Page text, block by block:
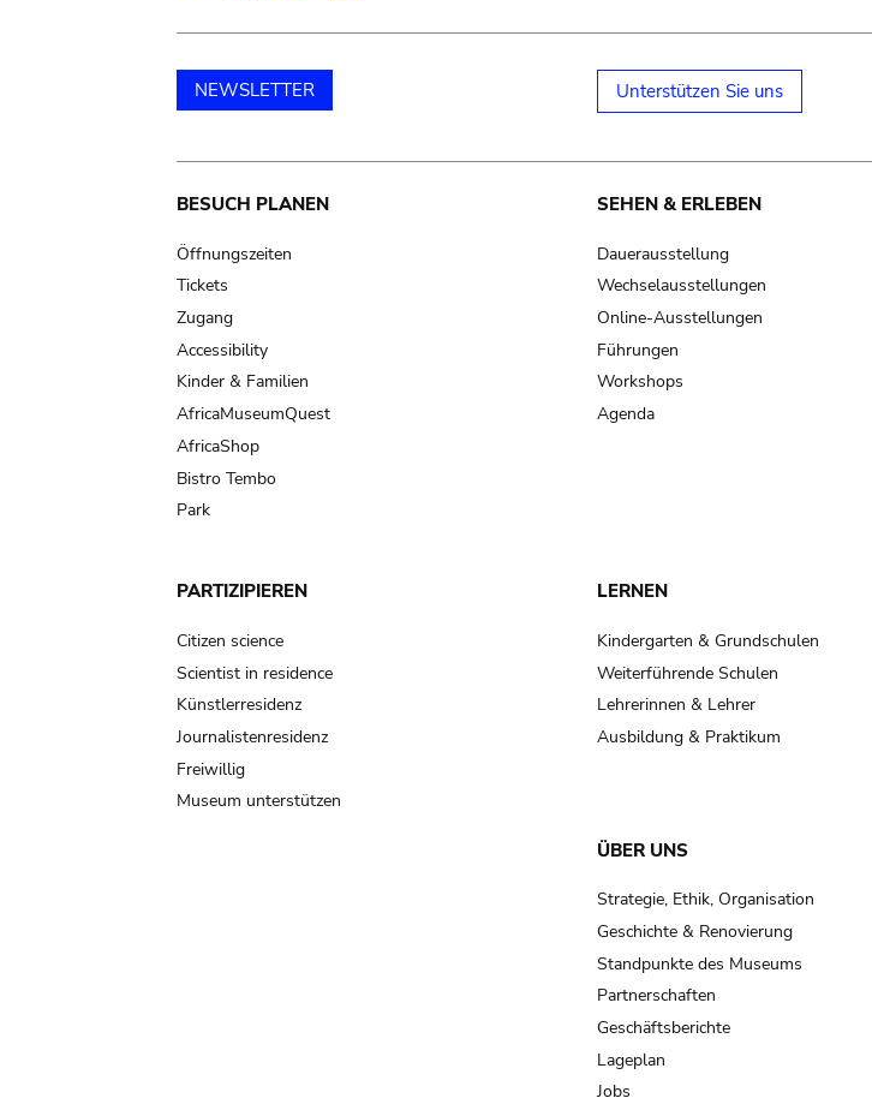
NEWSLETTER Unterstützen Sie uns
Main
navigation
BESUCH PLANEN
Öffnungszeiten
Tickets
Zugang
Accessibility
Kinder & Familien
AfricaMuseumQuest
AfricaShop
Bistro Tembo
Park
SEHEN & ERLEBEN
Dauerausstellung
Wechselausstellungen
Online-Ausstellungen
Führungen
Workshops
Agenda
PARTIZIPIEREN
Citizen science
Scientist in residence
Künstlerresidenz
Journalistenresidenz
Freiwillig
Museum unterstützen
LERNEN
Kindergarten & Grundschulen
Weiterführende Schulen
Lehrerinnen & Lehrer
Ausbildung & Praktikum
ÜBER UNS
Strategie, Ethik, Organisation
Geschichte & Renovierung
Standpunkte des Museums
Partnerschaften
Geschäftsberichte
Lageplan
Jobs